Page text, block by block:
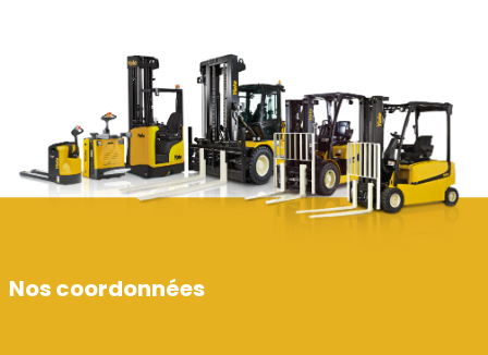
Nos coordonnées